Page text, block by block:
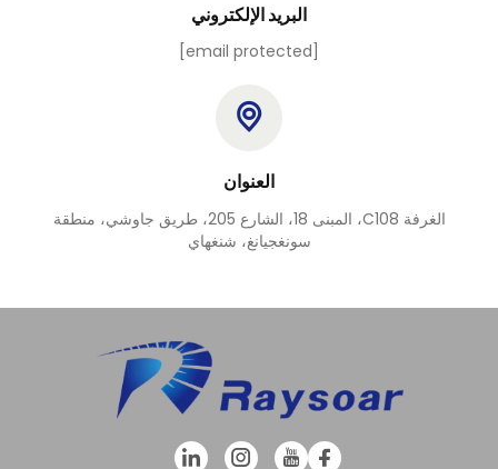
البريد الإلكتروني
[email protected]
العنوان
الغرفة C108، المبنى 18، الشارع 205، طريق جاوشي، منطقة
سونغجيانغ، شنغهاي